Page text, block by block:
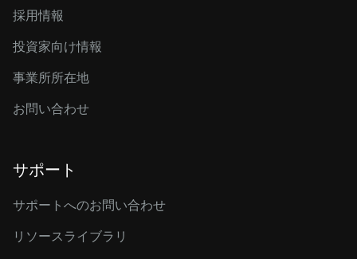
採用情報
投資家向け情報
事業所所在地
お問い合わせ
サポート
サポートへのお問い合わせ
リソースライブラリ